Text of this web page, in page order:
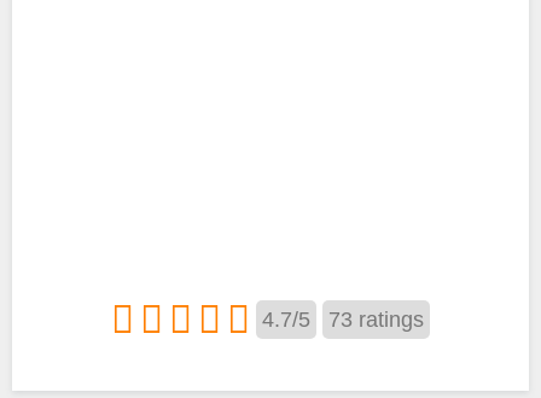
4.7/5 73 ratings